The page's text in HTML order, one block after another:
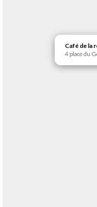
Café de la
4 place du